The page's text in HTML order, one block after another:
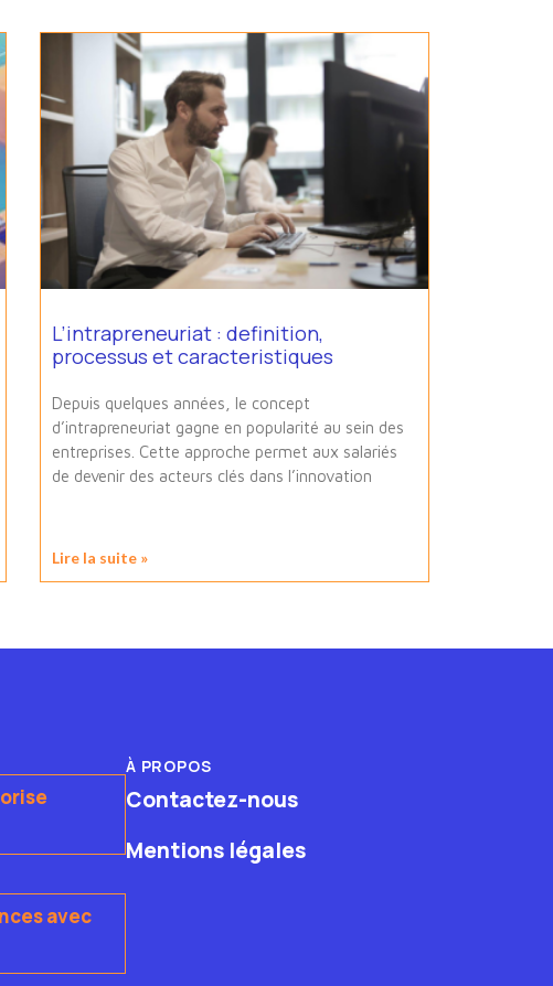
L’intrapreneuriat : definition,
processus et caracteristiques
Depuis quelques années, le concept
d’intrapreneuriat gagne en popularité au sein des
entreprises. Cette approche permet aux salariés
de devenir des acteurs clés dans l’innovation
Lire la suite »
avec
À PROPOS
Contactez-nous
Mentions légales